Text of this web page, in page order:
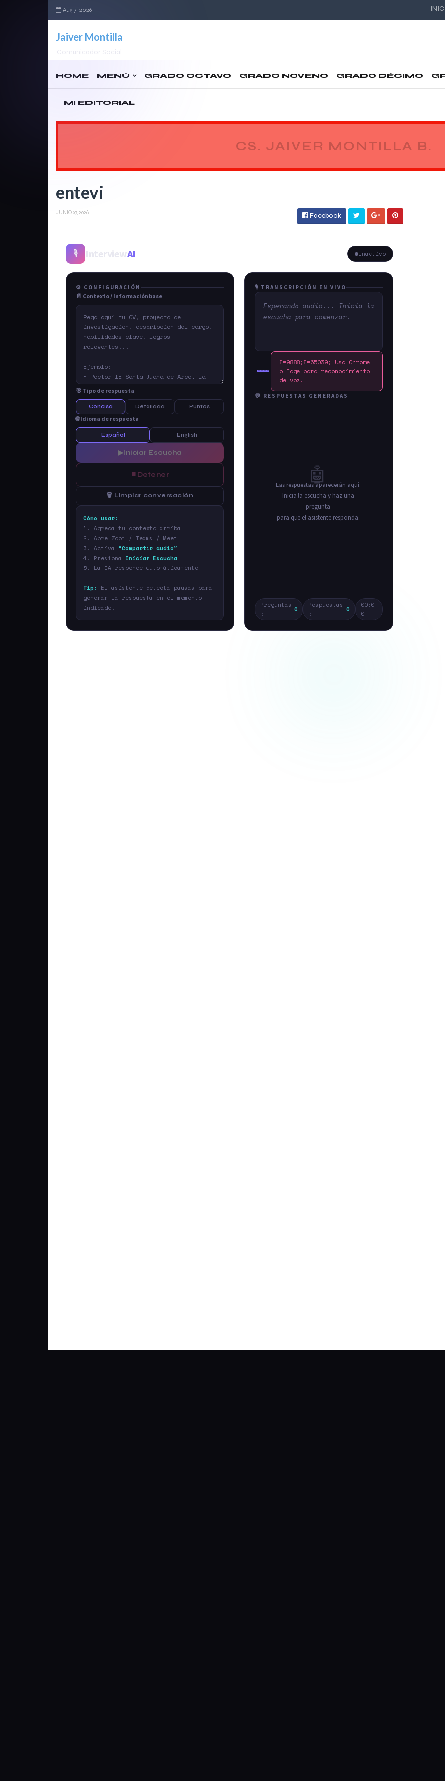
Aug 7, 2026
Jaiver Montilla
HOME MENÚ GRADO OCTAVO GRADO NOVENO GRADO DÉCIMO
MI EDITORIAL
CS. JAIVER MONTILLA B.
entevi
JUNIO 07, 2026 Facebook
🎙️ AI Inactivo
⚙️ CONFIGURACIÓN
📄 Contexto / Información base
🎯 Tipo de respuesta
Concisa Detallada Puntos
🌐 Idioma de respuesta
Español English
▶Iniciar Escucha
⏹ Detener
🗑️ Limpiar conversación
Cómo usar:
1. Agrega tu contexto arriba
2. Abre Zoom / Teams / Meet
3. Activa "Compartir audio"
4. Presiona Iniciar Escucha
5. La IA responde automáticamente
Tip:
El asistente detecta pausas para
generar la respuesta en el momento
indicado.
🎙️ TRANSCRIPCIÓN EN VIVO
Esperando audio... Inicia la
escucha para comenzar.
&#9888;&#65039; Usa Chrome
o Edge para reconocimiento
de voz.
💬 RESPUESTAS GENERADAS
🤖
Las respuestas aparecerán aquí.
Inicia la escucha y haz una
pregunta
para que el asistente responda.
Preguntas
:
0
Respuestas
:
0
00:0
0